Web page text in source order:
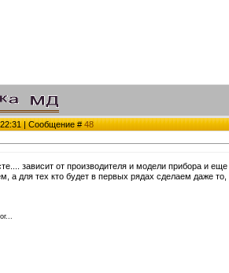
22:31 | Сообщение #48
зависит от производителя и модели прибора и
а для тех кто будет в первых рядах сделаем даже